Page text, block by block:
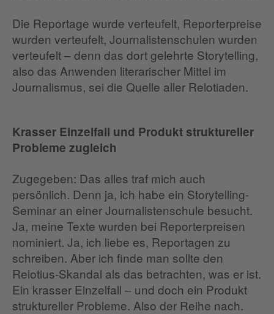
Die Reportage wurde verteufelt, Reporterpreise
wurden verteufelt, Journalistenschulen wurden
verteufelt – denn das dort gelehrte Storytelling,
also das Anwenden literarischer Mittel im
Journalismus, sei die Quelle aller Relotiaden.
Krasser Einzelfall und Produkt struktureller
Probleme zugleich
Zugegeben: Das alles traf mich auch
persönlich. Denn ja, ich habe ein Storytelling-
Seminar an einer Journalistenschule besucht.
Ja, meine Texte wurden bei Reporterpreisen
nominiert. Ja, ich liebe es, Reportagen zu
schreiben. Aber ich finde man sollte den
Relotius-Skandal als das betrachten, was er ist.
Ein krasser Einzelfall – und doch ein Produkt
struktureller Probleme. Also der Reihe nach.